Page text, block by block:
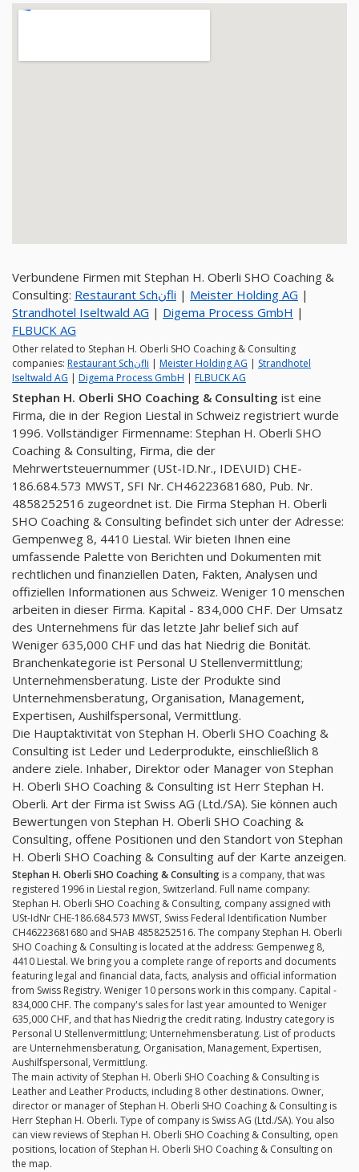
Verbundene Firmen mit Stephan H. Oberli SHO Coaching &
Consulting:
Restaurant Schنfli | Meister Holding AG |
Strandhotel Iseltwald AG | Digema Process GmbH |
FLBUCK AG
Other related to Stephan H. Oberli SHO Coaching & Consulting
companies:
Restaurant Schنfli | Meister Holding AG | Strandhotel
Iseltwald AG | Digema Process GmbH | FLBUCK AG
Stephan H. Oberli SHO Coaching & Consulting ist eine
Firma, die in der Region Liestal in Schweiz registriert wurde
1996. Vollständiger Firmenname: Stephan H. Oberli SHO
Coaching & Consulting, Firma, die der
Mehrwertsteuernummer (USt-ID.Nr., IDE\UID) CHE-
186.684.573 MWST, SFI Nr. CH46223681680, Pub. Nr.
4858252516 zugeordnet ist. Die Firma Stephan H. Oberli
SHO Coaching & Consulting befindet sich unter der Adresse:
Gempenweg 8, 4410 Liestal. Wir bieten Ihnen eine
umfassende Palette von Berichten und Dokumenten mit
rechtlichen und finanziellen Daten, Fakten, Analysen und
offiziellen Informationen aus Schweiz. Weniger 10 menschen
arbeiten in dieser Firma. Kapital - 834,000 CHF. Der Umsatz
des Unternehmens für das letzte Jahr belief sich auf
Weniger 635,000 CHF und das hat Niedrig die Bonität.
Branchenkategorie ist Personal U Stellenvermittlung;
Unternehmensberatung. Liste der Produkte sind
Unternehmensberatung, Organisation, Management,
Expertisen, Aushilfspersonal, Vermittlung.
Die Hauptaktivität von Stephan H. Oberli SHO Coaching &
Consulting ist Leder und Lederprodukte, einschließlich 8
andere ziele. Inhaber, Direktor oder Manager von Stephan
H. Oberli SHO Coaching & Consulting ist Herr Stephan H.
Oberli. Art der Firma ist Swiss AG (Ltd./SA). Sie können auch
Bewertungen von Stephan H. Oberli SHO Coaching &
Consulting, offene Positionen und den Standort von Stephan
H. Oberli SHO Coaching & Consulting auf der Karte anzeigen.
Stephan H. Oberli SHO Coaching & Consulting is a company, that was
registered 1996 in Liestal region, Switzerland. Full name company:
Stephan H. Oberli SHO Coaching & Consulting, company assigned with
USt-IdNr CHE-186.684.573 MWST, Swiss Federal Identification Number
CH46223681680 and SHAB 4858252516. The company Stephan H. Oberli
SHO Coaching & Consulting is located at the address: Gempenweg 8,
4410 Liestal. We bring you a complete range of reports and documents
featuring legal and financial data, facts, analysis and official information
from Swiss Registry. Weniger 10 persons work in this company. Capital -
834,000 CHF. The company's sales for last year amounted to Weniger
635,000 CHF, and that has Niedrig the credit rating. Industry category is
Personal U Stellenvermittlung; Unternehmensberatung. List of products
are Unternehmensberatung, Organisation, Management, Expertisen,
Aushilfspersonal, Vermittlung.
The main activity of Stephan H. Oberli SHO Coaching & Consulting is
Leather and Leather Products, including 8 other destinations. Owner,
director or manager of Stephan H. Oberli SHO Coaching & Consulting is
Herr Stephan H. Oberli. Type of company is Swiss AG (Ltd./SA). You also
can view reviews of Stephan H. Oberli SHO Coaching & Consulting, open
positions, location of Stephan H. Oberli SHO Coaching & Consulting on
the map.